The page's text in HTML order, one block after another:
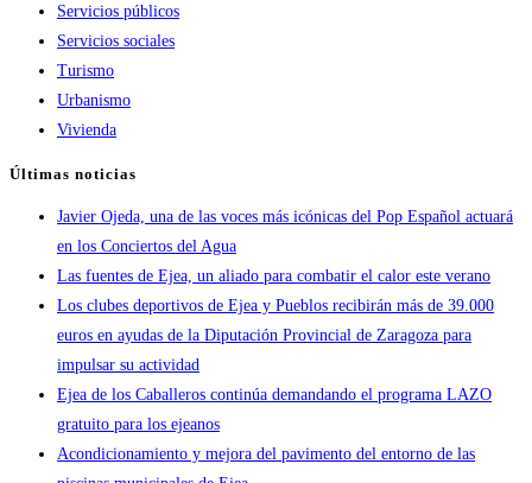
Servicios públicos
Servicios sociales
Turismo
Urbanismo
Vivienda
Últimas noticias
Javier Ojeda, una de las voces más icónicas del Pop Español actuará
en los Conciertos del Agua
Las fuentes de Ejea, un aliado para combatir el calor este verano
Los clubes deportivos de Ejea y Pueblos recibirán más de 39.000
euros en ayudas de la Diputación Provincial de Zaragoza para
impulsar su actividad
Ejea de los Caballeros continúa demandando el programa LAZO
gratuito para los ejeanos
Acondicionamiento y mejora del pavimento del entorno de las